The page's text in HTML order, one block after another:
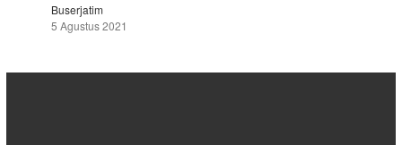
Buserjatim
5 Agustus 2021